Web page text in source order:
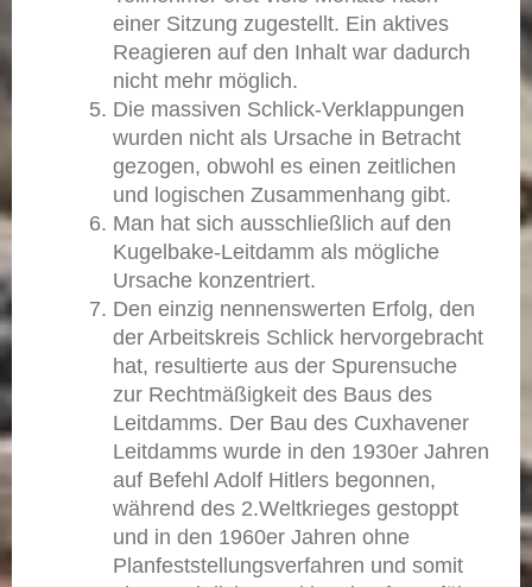
einer Sitzung zugestellt. Ein aktives
Reagieren auf den Inhalt war dadurch
nicht mehr möglich.
Die massiven Schlick-Verklappungen
wurden nicht als Ursache in Betracht
gezogen, obwohl es einen zeitlichen
und logischen Zusammenhang gibt.
Man hat sich ausschließlich auf den
Kugelbake-Leitdamm als mögliche
Ursache konzentriert.
Den einzig nennenswerten Erfolg, den
der Arbeitskreis Schlick hervorgebracht
hat, resultierte aus der Spurensuche
zur Rechtmäßigkeit des Baus des
Leitdamms. Der Bau des Cuxhavener
Leitdamms wurde in den 1930er Jahren
auf Befehl Adolf Hitlers begonnen,
während des 2.Weltkrieges gestoppt
und in den 1960er Jahren ohne
Planfeststellungsverfahren und somit